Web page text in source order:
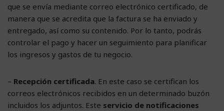
que se envía mediante correo electrónico certificado, de
manera que se acredita que la factura se ha enviado y
entregado, así como su contenido. Por lo tanto, podrás
controlar el pago y hacer un seguimiento para planificar
los ingresos y gastos de tu negocio.
– Recepción certificada. En este caso se certifican los
correos electrónicos recibidos en un determinado buzón
incluidos los adjuntos. Este servicio de notificaciones